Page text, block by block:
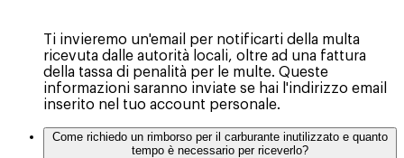
Ti invieremo un'email per notificarti della multa
ricevuta dalle autorità locali, oltre ad una fattura
della tassa di penalità per le multe. Queste
informazioni saranno inviate se hai l'indirizzo email
inserito nel tuo account personale.
Come richiedo un rimborso per il carburante inutilizzato e quanto
tempo è necessario per riceverlo?